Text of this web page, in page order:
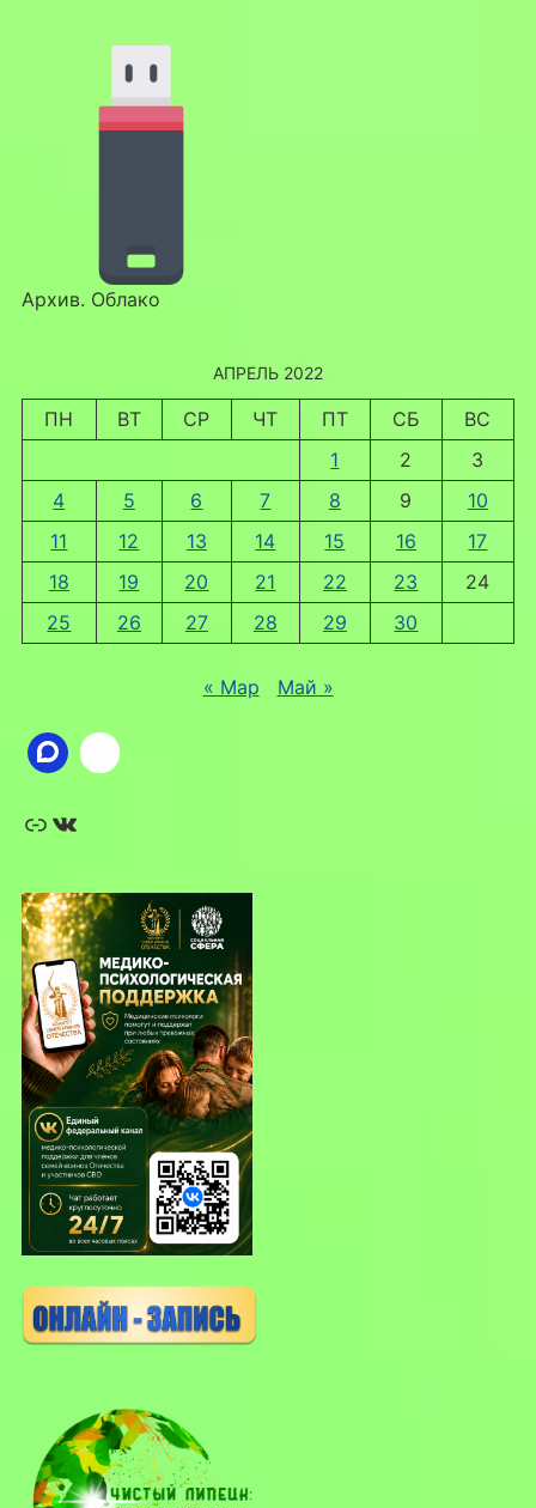
Архив. Облако
АПРЕЛЬ 2022
ПН ВТ СР ЧТ ПТ СБ
ВС
1
2
3
4
5 6 7 8 9
10
11
12 13 14 15 16
17
18
19 20 21 22 23
24
25
26 27 28 29 30
« Мар Май »
Ссылка